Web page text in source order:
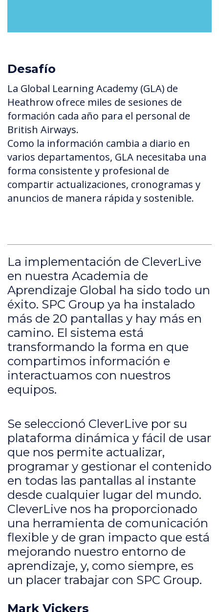
Desafío
La Global Learning Academy (GLA) de
Heathrow ofrece miles de sesiones de
formación cada año para el personal de
British Airways.
Como la información cambia a diario en
varios departamentos, GLA necesitaba una
forma consistente y profesional de
compartir actualizaciones, cronogramas y
anuncios de manera rápida y sostenible.
La implementación de CleverLive
en nuestra Academia de
Aprendizaje Global ha sido todo un
éxito. SPC Group ya ha instalado
más de 20 pantallas y hay más en
camino. El sistema está
transformando la forma en que
compartimos información e
interactuamos con nuestros
equipos.
Se seleccionó CleverLive por su
plataforma dinámica y fácil de usar
que nos permite actualizar,
programar y gestionar el contenido
en todas las pantallas al instante
desde cualquier lugar del mundo.
CleverLive nos ha proporcionado
una herramienta de comunicación
flexible y de gran impacto que está
mejorando nuestro entorno de
aprendizaje, y, como siempre, es
un placer trabajar con SPC Group.
Mark Vickers